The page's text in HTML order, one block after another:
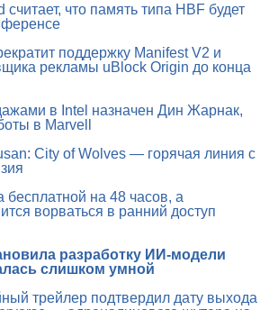
что память типа HBF будет
поддержку Manifest V2 и
рекламы uBlock Origin до конца
в Intel назначен Дин Жарнак,
в Marvell
City of Wolves — горячая линия с
бесплатной на 48 часов, а
ворваться в ранний доступ
разработку ИИ-модели
слишком умной
трейлер подтвердил дату выхода